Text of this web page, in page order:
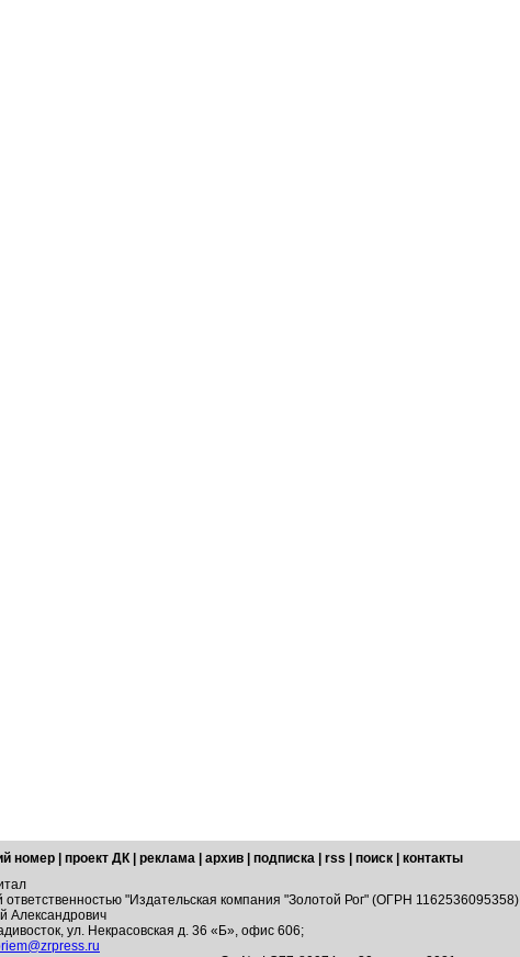
номер проект ДК реклама архив подписка rss поиск
контакты
"Издательская компания "Золотой Рог" (ОГРН 1162536095358)
Александрович
ул. Некрасовская д. 36 «Б», офис 606;